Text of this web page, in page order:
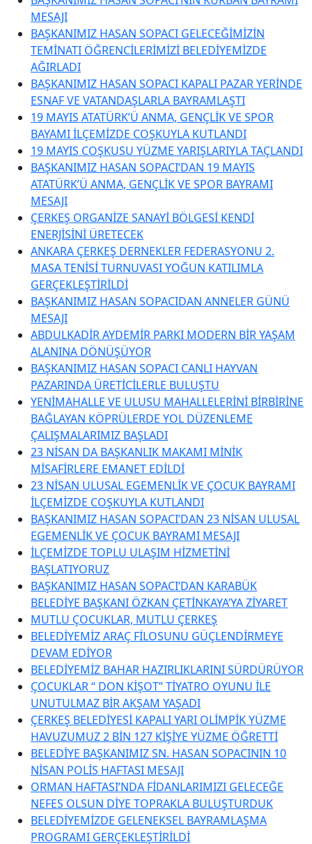
MESAJI
BAŞKANIMIZ HASAN SOPACI GELECEĞİMİZİN
TEMİNATI ÖĞRENCİLERİMİZİ BELEDİYEMİZDE
AĞIRLADI
BAŞKANIMIZ HASAN SOPACI KAPALI PAZAR YERİNDE
ESNAF VE VATANDAŞLARLA BAYRAMLAŞTI
19 MAYIS ATATÜRK’Ü ANMA, GENÇLİK VE SPOR
BAYAMI İLÇEMİZDE COŞKUYLA KUTLANDI
19 MAYIS COŞKUSU YÜZME YARIŞLARIYLA TAÇLANDI
BAŞKANIMIZ HASAN SOPACI’DAN 19 MAYIS
ATATÜRK’Ü ANMA, GENÇLİK VE SPOR BAYRAMI
MESAJI
ÇERKEŞ ORGANİZE SANAYİ BÖLGESİ KENDİ
ENERJİSİNİ ÜRETECEK
ANKARA ÇERKEŞ DERNEKLER FEDERASYONU 2.
MASA TENİSİ TURNUVASI YOĞUN KATILIMLA
GERÇEKLEŞTİRİLDİ
BAŞKANIMIZ HASAN SOPACIDAN ANNELER GÜNÜ
MESAJI
ABDULKADİR AYDEMİR PARKI MODERN BİR YAŞAM
ALANINA DÖNÜŞÜYOR
BAŞKANIMIZ HASAN SOPACI CANLI HAYVAN
PAZARINDA ÜRETİCİLERLE BULUŞTU
YENİMAHALLE VE ULUSU MAHALLELERİNİ BİRBİRİNE
BAĞLAYAN KÖPRÜLERDE YOL DÜZENLEME
ÇALIŞMALARIMIZ BAŞLADI
23 NİSAN DA BAŞKANLIK MAKAMI MİNİK
MİSAFİRLERE EMANET EDİLDİ
23 NİSAN ULUSAL EGEMENLİK VE ÇOCUK BAYRAMI
İLÇEMİZDE COŞKUYLA KUTLANDI
BAŞKANIMIZ HASAN SOPACI’DAN 23 NİSAN ULUSAL
EGEMENLİK VE ÇOCUK BAYRAMI MESAJI
İLÇEMİZDE TOPLU ULAŞIM HİZMETİNİ
BAŞLATIYORUZ
BAŞKANIMIZ HASAN SOPACI’DAN KARABÜK
BELEDİYE BAŞKANI ÖZKAN ÇETİNKAYA’YA ZİYARET
MUTLU ÇOCUKLAR, MUTLU ÇERKEŞ
BELEDİYEMİZ ARAÇ FİLOSUNU GÜÇLENDİRMEYE
DEVAM EDİYOR
BELEDİYEMİZ BAHAR HAZIRLIKLARINI SÜRDÜRÜYOR
ÇOCUKLAR “ DON KİŞOT” TİYATRO OYUNU İLE
UNUTULMAZ BİR AKŞAM YAŞADI
ÇERKEŞ BELEDİYESİ KAPALI YARI OLİMPİK YÜZME
HAVUZUMUZ 2 BİN 127 KİŞİYE YÜZME ÖĞRETTİ
BELEDİYE BAŞKANIMIZ SN. HASAN SOPACININ 10
NİSAN POLİS HAFTASI MESAJI
ORMAN HAFTASI’NDA FİDANLARIMIZI GELECEĞE
NEFES OLSUN DİYE TOPRAKLA BULUŞTURDUK
BELEDİYEMİZDE GELENEKSEL BAYRAMLAŞMA
PROGRAMI GERÇEKLEŞTİRİLDİ